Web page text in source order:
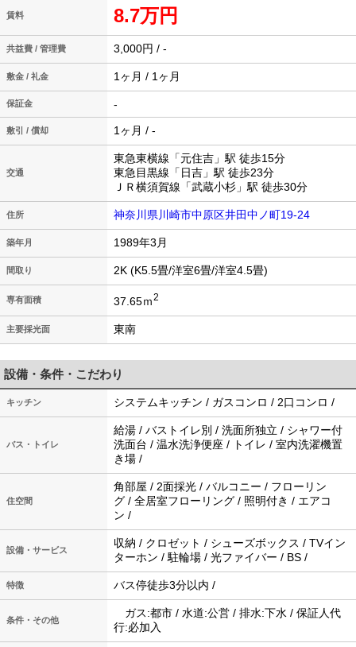
賃料 8.7万円
共益費 / 管理費 3,000円 / -
敷金 / 礼金 1ヶ月 / 1ヶ月
保証金 -
敷引 / 償却 1ヶ月 / -
交通
東急東横線「元住吉」駅 徒歩15分
東急目黒線「日吉」駅 徒歩23分
ＪＲ横須賀線「武蔵小杉」駅 徒歩30分
住所 神奈川県川崎市中原区井田中ノ町19-24
築年月 1989年3月
間取り 2K (K5.5畳/洋室6畳/洋室4.5畳)
専有面積 37.65ｍ2
主要採光面 東南
設備・条件・こだわり
キッチン システムキッチン / ガスコンロ / 2口コンロ /
バス・トイレ
給湯 / バストイレ別 / 洗面所独立 / シャワー付
洗面台 / 温水洗浄便座 / トイレ / 室内洗濯機置
き場 /
住空間
角部屋 / 2面採光 / バルコニー / フローリン
グ / 全居室フローリング / 照明付き / エアコ
ン /
設備・サービス
収納 / クロゼット / シューズボックス / TVイン
ターホン / 駐輪場 / 光ファイバー / BS /
特徴 バス停徒歩3分以内 /
条件・その他
ガス:都市 / 水道:公営 / 排水:下水 / 保証人代
行:必加入